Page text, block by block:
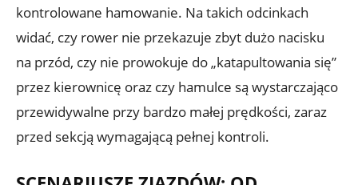
kontrolowane hamowanie. Na takich odcinkach
widać, czy rower nie przekazuje zbyt dużo nacisku
na przód, czy nie prowokuje do „katapultowania się”
przez kierownicę oraz czy hamulce są wystarczająco
przewidywalne przy bardzo małej prędkości, zaraz
przed sekcją wymagającą pełnej kontroli.